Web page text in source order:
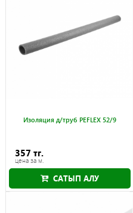
Изоляция д/труб PEFLEX 52/9
357 тг.
цена за м.
САТЫП АЛУ